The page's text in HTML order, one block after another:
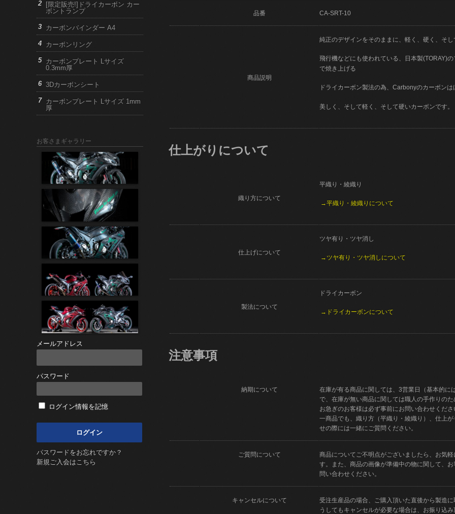
品番 CA-SRT-10
商品説明
純正のデザインをそのままに、軽く、硬く、そ
飛行機などにも使われている、日本製(TORAY)
で焼き上げる
ドライカーボン製法の為、Carbonyのカーボン
美しく、そして軽く、そして硬いカーボンです。
仕上がりについて
織り方について
平織り・綾織り
→平織り・綾織りについて
仕上げについて
ツヤ有り・ツヤ消し
→ツヤ有り・ツヤ消しについて
製法について
ドライカーボン
→ドライカーボンについて
注意事項
納期について
在庫が有る商品に関しては、3営業日（基本的に
で、在庫が無い商品に関しては職人の手作りの
お急ぎのお客様は必ず事前にお問い合わせくだ
一商品でも、織り方（平織り・綾織り）、仕上
せの際には一緒にご質問ください。
ご質問について
商品についてご不明点がございましたら、お気
す。また、商品の画像が準備中の物に関して、
問い合わせください。
キャンセルについて
受注生産品の場合、ご購入頂いた直後から製造
うしてもキャンセルが必要な場合は、お振り込
[限定販売!]ドライカーボン カー
ボントランプ
カーボンバインダー A4
カーボンリング
カーボンプレート Lサイズ
0.3mm厚
3Dカーボンシート
カーボンプレート Lサイズ 1mm
厚
お客さまギャラリー
メールアドレス
パスワード
ログイン情報を記憶
パスワードをお忘れですか？
新規ご入会はこちら